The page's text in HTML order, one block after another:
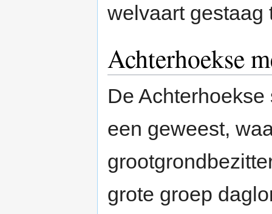
welvaart gestaag
Achterhoekse
De
een geweest,
grote groep